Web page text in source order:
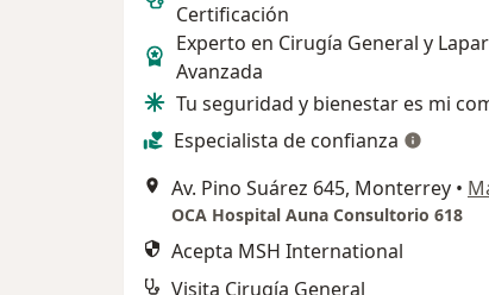
Certificación
Experto en Cirugía General y
Avanzada
Tu seguridad y bienestar es mi
Especialista de confianza
Av. Pino Suárez 645, Monterrey •
OCA Hospital Auna Consultorio 618
Acepta MSH International
Visita Cirugía General